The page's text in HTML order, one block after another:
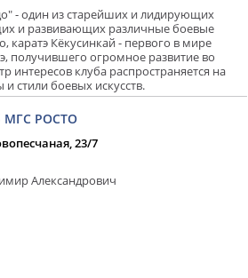
- один из старейших и лидирующих
и развивающих различные боевые
каратэ Кёкусинкай - первого в мире
получившего огромное развитие во
интересов клуба распространяется на
стили боевых искусств.
МГС РОСТО
23/7
Александрович